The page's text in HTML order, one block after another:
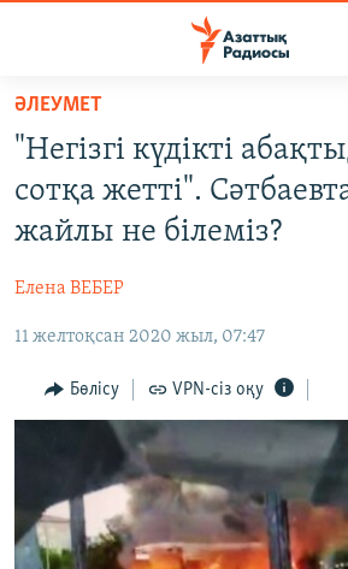
Skip
main
content
to
main
Skip
Search
ЖАҢАЛЫҚТАР
AZATTYQTV
АДАМ ҚҰҚЫҚТАРЫ
ӘЛЕУМЕТ
ӘЛЕМ
АРНАЙЫ ЖОБАЛАР
Русский
ЖАЗЫЛЫҢЫЗ
ӘЛЕУМЕТ
"Негізгі күдікті
сотқа жетті".
жайлы не білеміз?
Елена ВЕБЕР
11 желтоқсан 2020 жыл, 07:47
Бөлісу VPN-сіз оқу